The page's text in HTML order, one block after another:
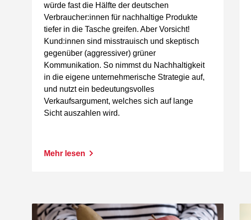
würde fast die Hälfte der deutschen
Verbraucher:innen für nachhaltige Produkte
tiefer in die Tasche greifen. Aber Vorsicht!
Kund:innen sind misstrauisch und skeptisch
gegenüber (aggressiver) grüner
Kommunikation. So nimmst du Nachhaltigkeit
in die eigene unternehmerische Strategie auf,
und nutzt ein bedeutungsvolles
Verkaufsargument, welches sich auf lange
Sicht auszahlen wird.
Mehr lesen